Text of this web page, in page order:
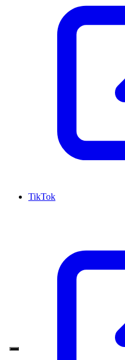
TikTok